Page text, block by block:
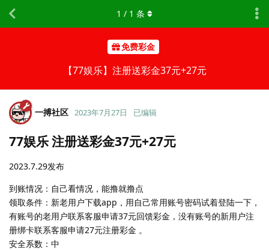
免费彩金
【77娱乐】注册送彩金37元+27元
1 / 1 条
一搏社区 2023年7月27日 已编辑
77娱乐 注册送彩金37元+27元
2023.7.29发布
到账情况：自己看情况，能撸就撸点
领取条件：新老用户下载app，用自己常用账号密码试着登陆一下，
有账号的老用户联系客服申请37元回馈彩金，没有账号的新用户注
册绑卡联系客服申请27元注册彩金 。
安全系数：中